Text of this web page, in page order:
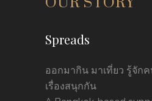
Spreads
ออกมากิน มาเที่ยว รู้จัก
เรื่องสนุกกัน